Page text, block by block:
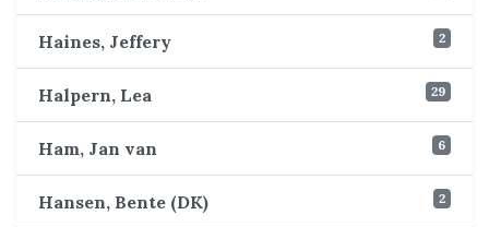
Haines, Jeffery 2
Halpern, Lea 29
Ham, Jan van 6
Hansen, Bente (DK) 2